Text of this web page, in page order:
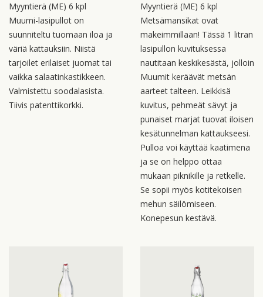
Myyntierä (ME) 6 kpl
Muumi-lasipullot on
suunniteltu tuomaan iloa ja
väriä kattauksiin. Niistä
tarjoilet erilaiset juomat tai
vaikka salaatinkastikkeen.
Valmistettu soodalasista.
Tiivis patenttikorkki.
Myyntierä (ME) 6 kpl
Metsämansikat ovat
makeimmillaan! Tässä 1 litran
lasipullon kuvituksessa
nautitaan keskikesästä, jolloin
Muumit keräävät metsän
aarteet talteen. Leikkisä
kuvitus, pehmeät sävyt ja
punaiset marjat tuovat iloisen
kesätunnelman kattaukseesi.
Pulloa voi käyttää kaatimena
ja se on helppo ottaa
mukaan piknikille ja retkelle.
Se sopii myös kotitekoisen
mehun säilömiseen.
Konepesun kestävä.